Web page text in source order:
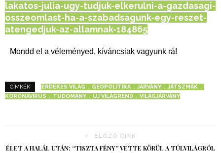
lakatos-julia-ugy-tudjuk-elkerulni-a-gazdasagi-
osszeomlast-ha-a-szabadsagunk-egy-reszet-
atengedjuk-az-allamnak-184865
Mondd el a véleményed, kíváncsiak vagyunk rá!
CÍMKÉK ÉRDEKES VILÁG GEOPOLITIKA JÁRVÁNY
JÁTSZMÁK
KORONAVÍRUS
TUDOMÁNY ÚJ VILÁGREND VILÁGJÁRVÁNY
ELŐZŐ CIKK
ÉLET A HALÁL UTÁN: “TISZTA FÉNY” VETTE KÖRÜL A TÚLVILÁGRÓL